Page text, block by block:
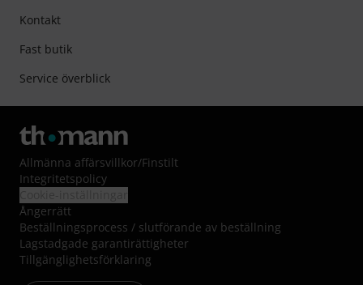
Kontakt
Fast butik
Service överblick
Allmänna affärsvillkor/Finstilt
Integritetspolicy
Ångerrätt
Beställningsprocess / slutförande av beställning
Lagstadgade garantirättigheter
Tillgänglighetsförklaring